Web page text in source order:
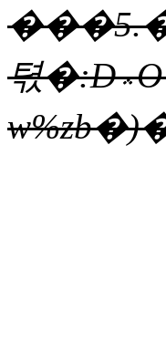
텫�:D؞O�z@)Ej��Jv)�